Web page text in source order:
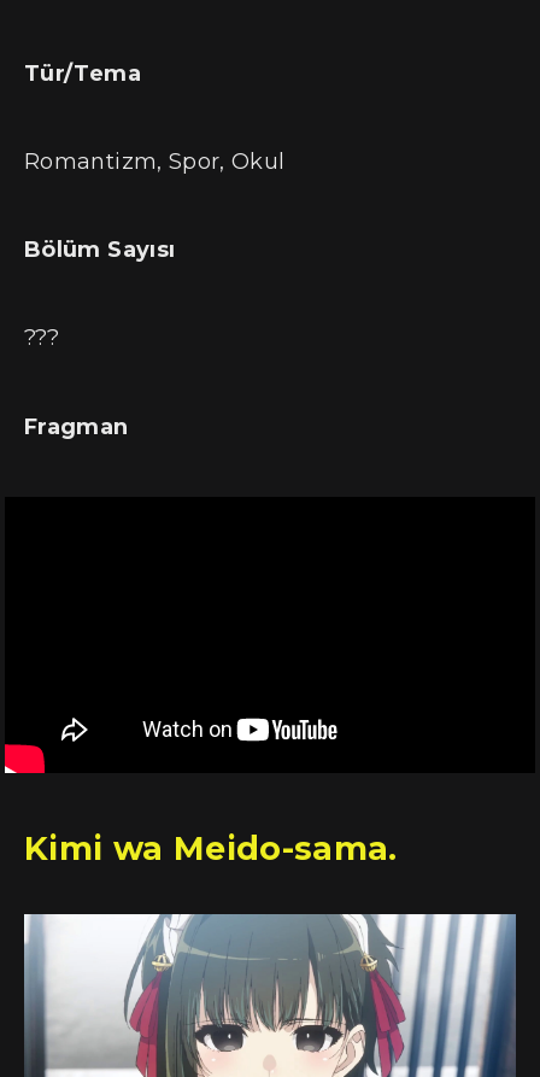
Tür/Tema
Romantizm, Spor, Okul
Bölüm Sayısı
???
Fragman
Kimi wa Meido-sama.